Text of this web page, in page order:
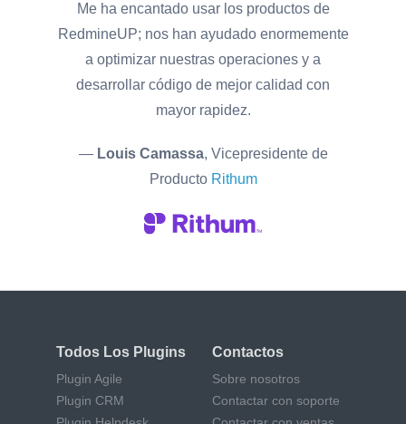
Me ha encantado usar los productos de
RedmineUP; nos han ayudado enormemente
a optimizar nuestras operaciones y a
desarrollar código de mejor calidad con
mayor rapidez.
— Louis Camassa, Vicepresidente de
Producto Rithum
Todos Los Plugins
Plugin Agile
Plugin CRM
Contactos
Sobre nosotros
Contactar con soporte